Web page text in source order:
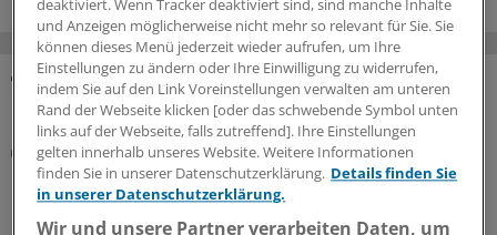
MEHR ZUM THEMA
Kommuniqué
Hauptstadtkongress-Leitung fordert „erhebliche
Investitionen“ in die Cybersicherheit von Kliniken
und Praxen
deaktiviert. Wenn Tracker deaktiviert sind, sind manche Inhalte
und Anzeigen möglicherweise nicht mehr so relevant für Sie. Sie
können dieses Menü jederzeit wieder aufrufen, um Ihre
Einstellungen zu ändern oder Ihre Einwilligung zu widerrufen,
indem Sie auf den Link Voreinstellungen verwalten am unteren
Rand der Webseite klicken [oder das schwebende Symbol unten
links auf der Webseite, falls zutreffend]. Ihre Einstellungen
gelten innerhalb unseres Website. Weitere Informationen
finden Sie in unserer Datenschutzerklärung. Details finden Sie
in unserer Datenschutzerklärung.
Wir und unsere Partner verarbeiten Daten, um